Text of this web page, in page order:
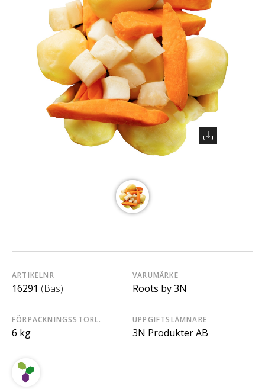
ARTIKELNR
16291 (Bas)
VARUMÄRKE
Roots by 3N
FÖRPACKNINGSSTORL.
6 kg
UPPGIFTSLÄMNARE
3N Produkter AB